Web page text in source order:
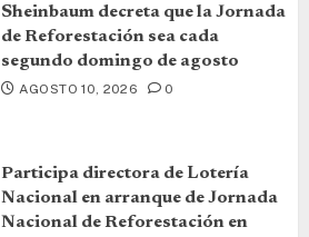
Sheinbaum decreta que la Jornada
de Reforestación sea cada
segundo domingo de agosto
AGOSTO 10, 2026 0
Participa directora de Lotería
Nacional en arranque de Jornada
Nacional de Reforestación en